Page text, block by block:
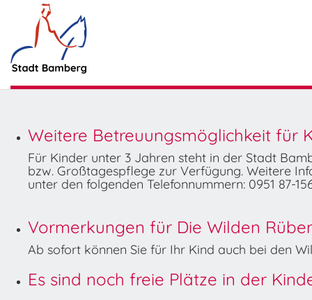
Weitere Betreuungsmöglichkeit für
Für Kinder unter 3 Jahren steht in der Stadt
bzw. Großtagespflege zur Verfügung. Weitere
unter den folgenden Telefonnummern: 0951 87-
Vormerkungen für Die Wilden
Ab sofort können Sie für Ihr Kind auch bei den
Es sind noch freie Plätze in der